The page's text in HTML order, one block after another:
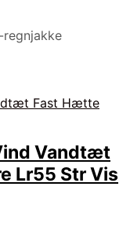
Vandtæt
Lr55 Str Vis